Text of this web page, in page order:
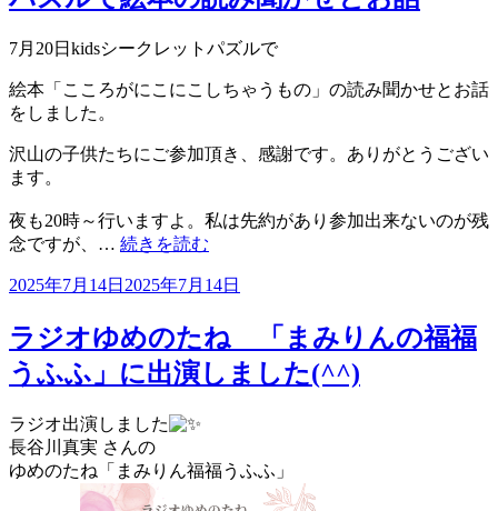
7月20日kidsシークレットパズルで
絵本「こころがにこにこしちゃうもの」の読み聞かせとお話
をしました。
沢山の子供たちにご参加頂き、感謝です。ありがとうござい
ます。
夜も20時～行いますよ。私は先約があり参加出来ないのが残
念ですが、… 続きを読む
投
日:
2025年7月14日 2025年7月14日
ラジオゆめのたね 「まみりんの福福
うふふ」に出演しました(^^)
ラジオ出演しました
長谷川真実 さんの
ゆめのたね「まみりん福福うふふ」